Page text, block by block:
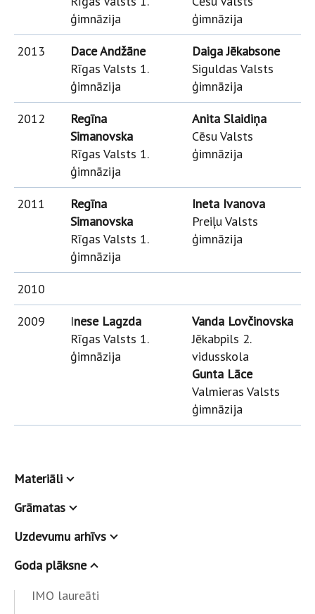
ģimnāzija
ģimnāzija
2013
Dace Andžāne
Rīgas Valsts 1.
ģimnāzija
Daiga Jēkabsone
Siguldas Valsts
ģimnāzija
2012
Regīna
Simanovska
Rīgas Valsts 1.
ģimnāzija
Anita Slaidiņa
Cēsu Valsts
ģimnāzija
2011
Regīna
Simanovska
Rīgas Valsts 1.
ģimnāzija
Ineta Ivanova
Preiļu Valsts
ģimnāzija
2010
2009
Inese Lagzda
Rīgas Valsts 1.
ģimnāzija
Vanda Lovčinovska
Jēkabpils 2.
vidusskola
Gunta Lāce
Valmieras Valsts
ģimnāzija
Materiāli
Grāmatas
Uzdevumu arhīvs
Goda plāksne
IMO laureāti